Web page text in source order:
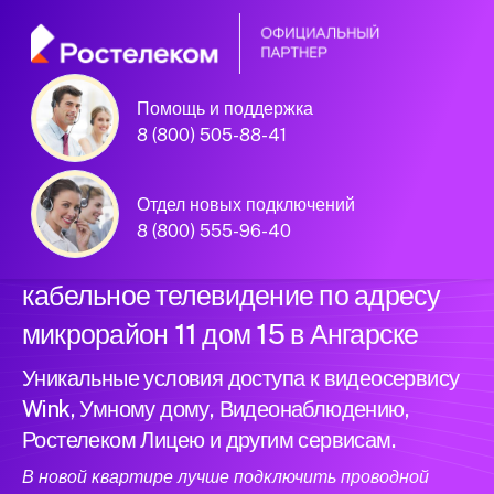
Помощь и поддержка
8 (800) 505-88-41
Отдел новых подключений
8 (800) 555-96-40
Официальный
партнер Ростелеком
Подключили новый интернет и
кабельное телевидение по адресу
микрорайон 11 дом 15 в Ангарске
Уникальные условия доступа к видеосервису
Wink, Умному дому, Видеонаблюдению,
Ростелеком Лицею и другим сервисам.
В новой квартире лучше подключить проводной